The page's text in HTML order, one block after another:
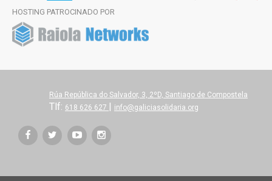
HOSTING PATROCINADO POR
Rúa República do Salvador, 3, 2ºD, Santiago de Compostela
Tlf: 618 626 627 info@galiciasolidaria.org